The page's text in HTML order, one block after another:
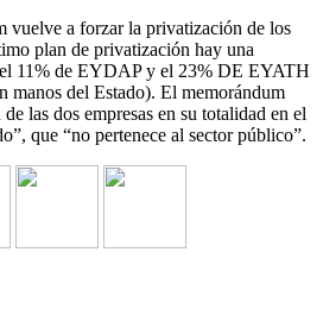
vuelve a forzar la privatización de los
plan de privatización hay una
11% de EYDAP y el 23% DE EYATH
manos del Estado). El memorándum
las dos empresas en su totalidad en el
que “no pertenece al sector público”.